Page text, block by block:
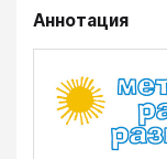
Аннотация